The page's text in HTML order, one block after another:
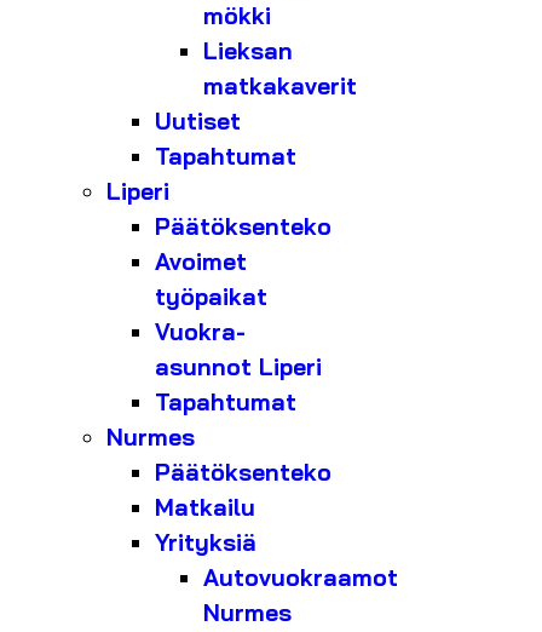
mökki
Lieksan
matkakaverit
Uutiset
Tapahtumat
Liperi
Päätöksenteko
Avoimet
työpaikat
Vuokra-
asunnot Liperi
Tapahtumat
Nurmes
Päätöksenteko
Matkailu
Yrityksiä
Autovuokraamot
Nurmes